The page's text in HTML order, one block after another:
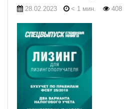
28.02.2023 < 1 мин. 408